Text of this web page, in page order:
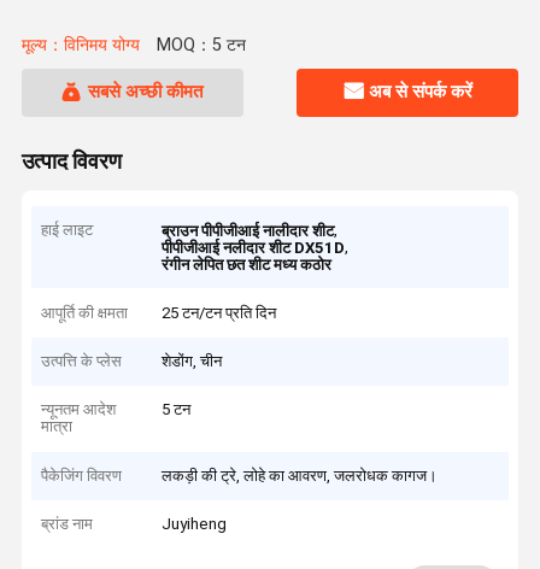
मूल्य：विनिमय योग्य MOQ：5 टन
सबसे अच्छी कीमत अब से संपर्क करें
उत्पाद विवरण
हाई लाइट ब्राउन पीपीजीआई नालीदार शीट,
पीपीजीआई नलीदार शीट DX51D,
रंगीन लेपित छत शीट मध्य कठोर
आपूर्ति की क्षमता 25 टन/टन प्रति दिन
उत्पत्ति के प्लेस शेडोंग, चीन
न्यूनतम आदेश
मात्रा
5 टन
पैकेजिंग विवरण लकड़ी की ट्रे, लोहे का आवरण, जलरोधक कागज।
ब्रांड नाम Juyiheng